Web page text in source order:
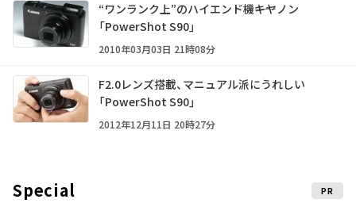
“ワンランク上”のハイエンド機――キヤノン
「PowerShot S90」
2010年03月03日 21時08分
F2.0レンズ搭載、マニュアル派にうれしい
「PowerShot S90」
2012年12月11日 20時27分
Special PR